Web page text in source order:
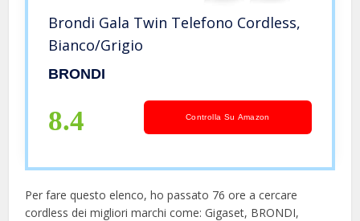
Brondi Gala Twin Telefono Cordless,
Bianco/Grigio
BRONDI
8.4 Controlla Su Amazon
Per fare questo elenco, ho passato 76 ore a cercare
cordless dei migliori marchi come: Gigaset, BRONDI,